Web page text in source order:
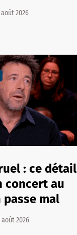
août 2026
: ce détail
concert au
passe mal
août 2026